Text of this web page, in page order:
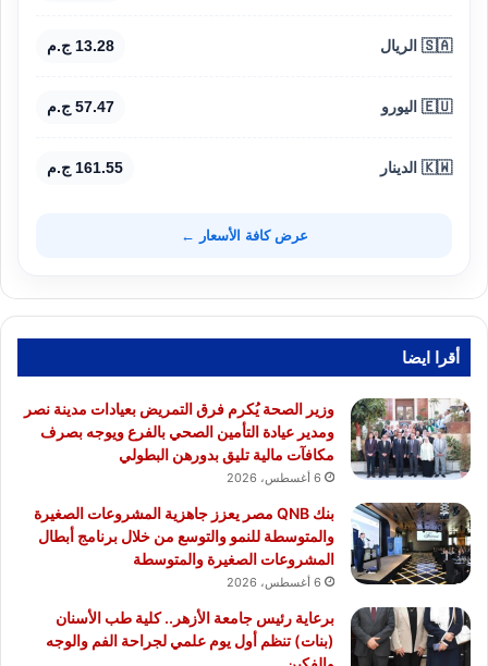
🇸🇦 الريال 13.28 ج.م
🇪🇺 اليورو 57.47 ج.م
🇰🇼 الدينار 161.55 ج.م
عرض كافة الأسعار ←
أقرا ايضا
وزير الصحة يُكرم فرق التمريض بعيادات مدينة نصر
ومدير عيادة التأمين الصحي بالفرع ويوجه بصرف
مكافآت مالية تليق بدورهن البطولي
6 أغسطس، 2026
بنك QNB مصر يعزز جاهزية المشروعات الصغيرة
والمتوسطة للنمو والتوسع من خلال برنامج أبطال
المشروعات الصغيرة والمتوسطة
6 أغسطس، 2026
برعاية رئيس جامعة الأزهر.. كلية طب الأسنان
(بنات) تنظم أول يوم علمي لجراحة الفم والوجه